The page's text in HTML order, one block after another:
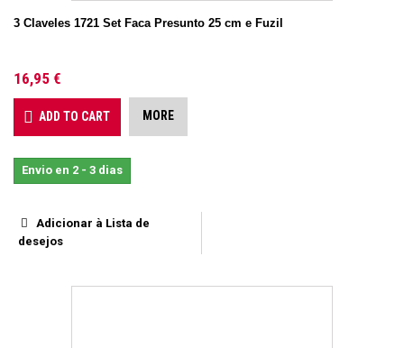
3 Claveles 1721 Set Faca Presunto 25 cm e Fuzil
16,95 €
ADD TO CART MORE
Envio en 2 - 3 dias
Adicionar à Lista de
desejos